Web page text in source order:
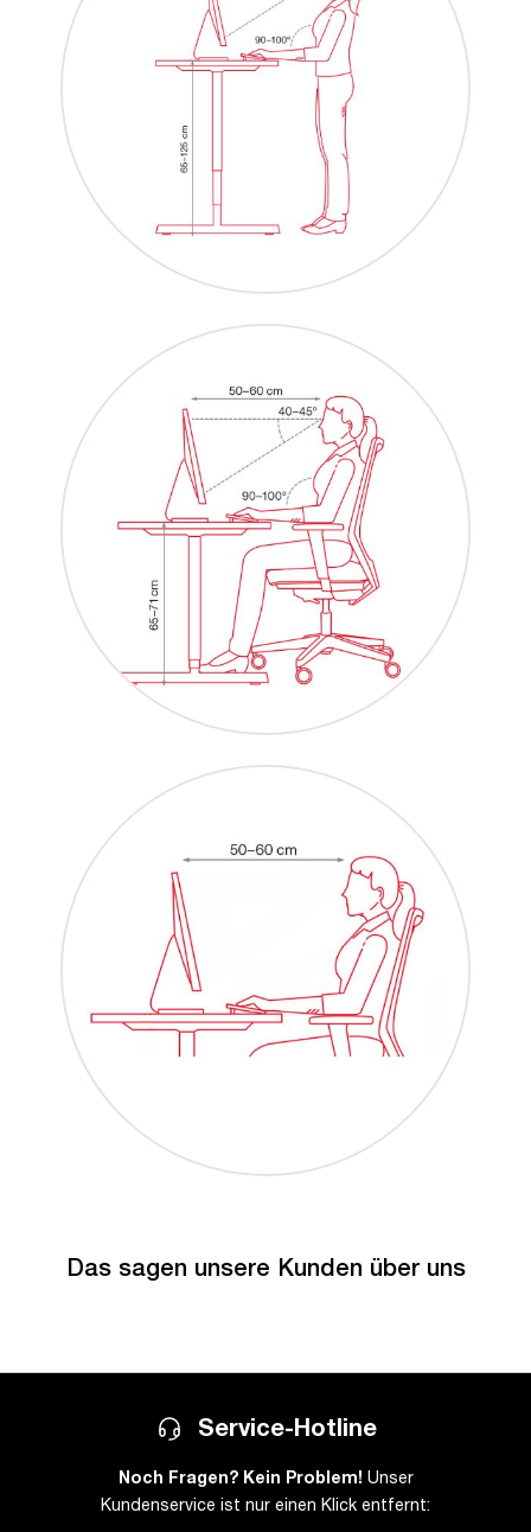
Das sagen unsere Kunden über uns
Service-Hotline
Noch Fragen? Kein Problem! Unser
Kundenservice ist nur einen Klick entfernt: